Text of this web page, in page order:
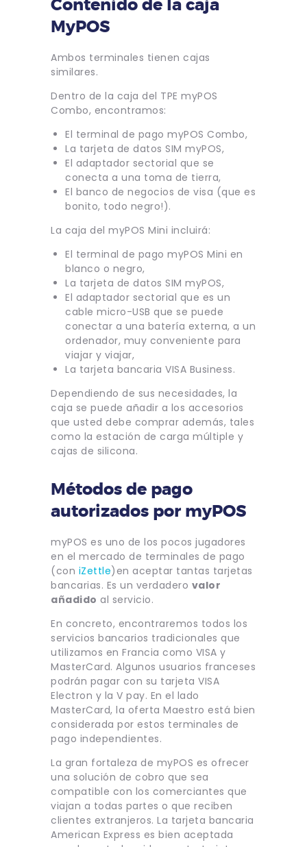
Contenido de la caja
MyPOS
Ambos terminales tienen cajas
similares.
Dentro de la caja del TPE myPOS
Combo, encontramos:
El terminal de pago myPOS Combo,
La tarjeta de datos SIM myPOS,
El adaptador sectorial que se
conecta a una toma de tierra,
El banco de negocios de visa (que es
bonito, todo negro!).
La caja del myPOS Mini incluirá:
El terminal de pago myPOS Mini en
blanco o negro,
La tarjeta de datos SIM myPOS,
El adaptador sectorial que es un
cable micro-USB que se puede
conectar a una batería externa, a un
ordenador, muy conveniente para
viajar y viajar,
La tarjeta bancaria VISA Business.
Dependiendo de sus necesidades, la
caja se puede añadir a los accesorios
que usted debe comprar además, tales
como la estación de carga múltiple y
cajas de silicona.
Métodos de pago
autorizados por myPOS
myPOS es uno de los pocos jugadores
en el mercado de terminales de pago
(con iZettle)en aceptar tantas tarjetas
bancarias. Es un verdadero valor
añadido al servicio.
En concreto, encontraremos todos los
servicios bancarios tradicionales que
utilizamos en Francia como VISA y
MasterCard. Algunos usuarios franceses
podrán pagar con su tarjeta VISA
Electron y la V pay. En el lado
MasterCard, la oferta Maestro está bien
considerada por estos terminales de
pago independientes.
La gran fortaleza de myPOS es ofrecer
una solución de cobro que sea
compatible con los comerciantes que
viajan a todas partes o que reciben
clientes extranjeros. La tarjeta bancaria
American Express es bien aceptada